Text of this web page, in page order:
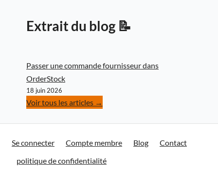
Extrait du blog 📝
Passer une commande fournisseur dans
OrderStock
18 juin 2026
Voir tous les articles →
Se connecter Compte membre Blog
Contact
politique de confidentialité